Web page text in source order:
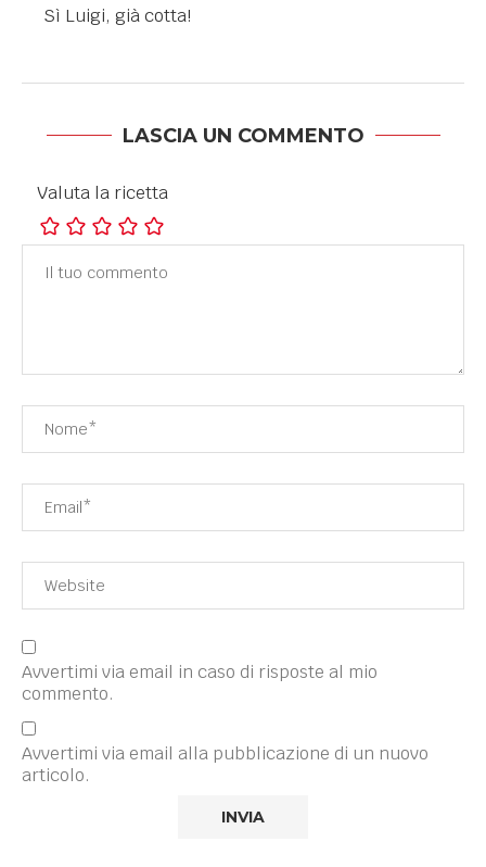
Sì Luigi, già cotta!
LASCIA UN COMMENTO
Valuta la ricetta
Avvertimi via email in caso di risposte al mio
commento.
Avvertimi via email alla pubblicazione di un nuovo
articolo.